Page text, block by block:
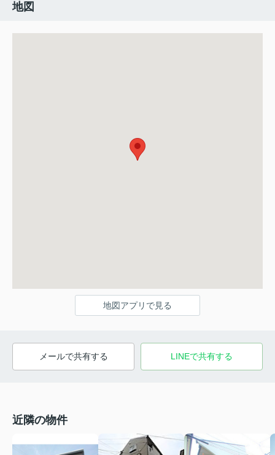
地図
地図アプリで見る
メールで共有する LINEで共有する
近隣の物件